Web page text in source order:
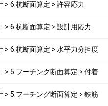
> 6.杭断面算定 > 許容応力
> 6.杭断面算定 > 設計用応力
> 6.杭断面算定 > 水平力分担度
> 5.フーチング断面算定 > 付着
> 5.フーチング断面算定 > 鉄筋